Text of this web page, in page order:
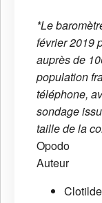
*Le
février 2019
auprès de
population
téléphone,
sondage
taille de la
Opodo
Auteur